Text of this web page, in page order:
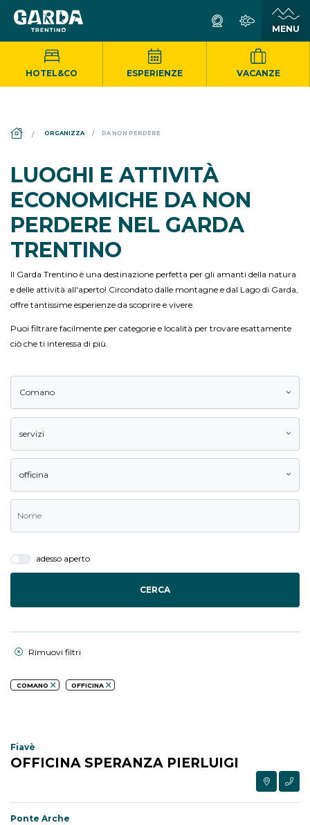
HOTEL&CO ESPERIENZE VACANZE
DS_BREADCRUMB.HOME
ORGANIZZA DA NON PERDERE
LUOGHI E ATTIVITÀ
ECONOMICHE DA NON
PERDERE NEL GARDA
TRENTINO
Il Garda Trentino è una destinazione perfetta per gli amanti della natura
e delle attività all'aperto! Circondato dalle montagne e dal Lago di Garda,
offre tantissime esperienze da scoprire e vivere.
Puoi filtrare facilmente per categorie e località per trovare esattamente
ciò che ti interessa di più.
Comano
servizi
officina
adesso aperto
CERCA
Rimuovi filtri
COMANO OFFICINA
Fiavè
OFFICINA SPERANZA PIERLUIGI
Ponte Arche